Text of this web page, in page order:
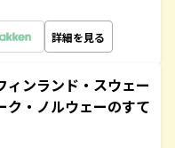
詳細を見る
ィンランド・スウェー
ク・ノルウェーのすて